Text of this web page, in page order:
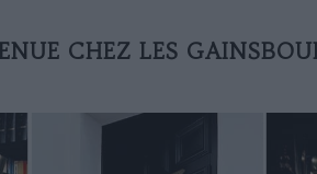
CHEZ LES